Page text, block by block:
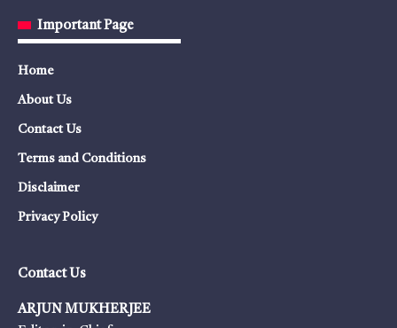
Important Page
Home
About Us
Contact Us
Terms and Conditions
Disclaimer
Privacy Policy
Contact Us
ARJUN MUKHERJEE